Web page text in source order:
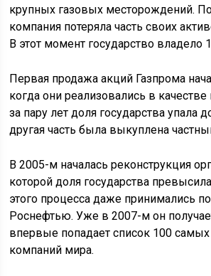
крупных газовых месторождений.
компания потеряла часть своих
В этот момент государство владело
Первая продажа акций Газпрома
когда они реализовались в качестве
за пару лет доля государства упала
другая часть была выкуплена
В 2005-м началась реконструкция
которой доля государства
этого процесса даже принимались
Роснефтью. Уже в 2007-м он
впервые попадает список 100
компаний мира.